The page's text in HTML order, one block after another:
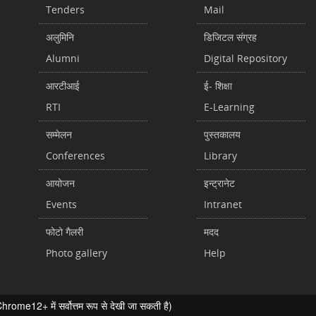
Tenders
अलुमिनि
Alumni
आरटीआई
RTI
सम्मेलन
Conferences
आयोजन
Events
फोटो गैलरी
Photo gallery
Mail
डिजिटल संग्रह
Digital Repository
ई- शिक्षा
E-Learning
पुस्तकालय
Library
इन्ट्रानेट
Intranet
मदद
Help
में सर्वोत्तम रूप से देखी जा सकती है)